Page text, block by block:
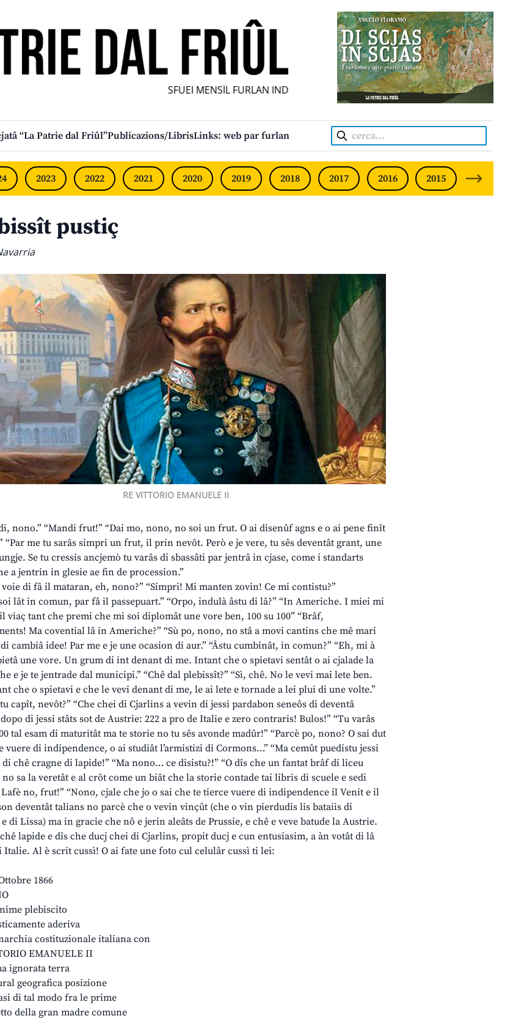
SFUEI MENSÎL FURLAN INDIPENDENT • INDEPENDENT FRIULIAN MONTHLY •
“La Patrie dal Friûl”Publicazions/LibrisLinks: web par furlan Cerca:
2023 2022 2021 2020 2019 2018 2017 2016 2015 2014
pustiç
RE VITTORIO EMANUELE II
nono.” “Mandi frut!” “Dai mo, nono, no soi un frut. O ai disenûf agns e o ai pene finît
“Par me tu sarâs simpri un frut, il prin nevôt. Però e je vere, tu sês deventât grant, une
Se tu cressis ancjemò tu varâs di sbassâti par jentrâ in cjase, come i standarts
a jentrin in glesie ae fin de procession.”
di fâ il mataran, eh, nono?” “Simpri! Mi manten zovin! Ce mi contistu?”
lât in comun, par fâ il passepuart.” “Orpo, indulà âstu di lâ?” “In Americhe. I miei mi
viaç tant che premi che mi soi diplomât une vore ben, 100 su 100” “Brâf,
Ma covential lâ in Americhe?” “Sù po, nono, no stâ a movi cantins che mê mari
cambiâ idee! Par me e je une ocasion di aur.” “Âstu cumbinât, in comun?” “Eh, mi à
une vore. Un grum di int denant di me. Intant che o spietavi sentât o ai cjalade la
e je te jentrade dal municipi.” “Chê dal plebissît?” “Sì, chê. No le vevi mai lete ben.
che o spietavi e che le vevi denant di me, le ai lete e tornade a lei plui di une volte.”
capît, nevôt?” “Che chei di Cjarlins a vevin di jessi pardabon seneôs di deventâ
di jessi stâts sot de Austrie: 222 a pro de Italie e zero contraris! Bulos!” “Tu varâs
tal esam di maturitât ma te storie no tu sês avonde madûr!” “Parcè po, nono? O sai dut
vuere di indipendence, o ai studiât l’armistizi di Cormons…” “Ma cemût puedistu jessi
chê cragne di lapide!” “Ma nono… ce disistu?!” “O dîs che un fantat brâf di liceu
no sa la veretât e al crôt come un biât che la storie contade tai libris di scuele e sedi
no, frut!” “Nono, cjale che jo o sai che te tierce vuere di indipendence il Venit e il
deventât talians no parcè che o vevin vinçût (che o vin pierdudis lis bataiis di
e di Lissa) ma in gracie che nô e jerin aleâts de Prussie, e chê e veve batude la Austrie.
lapide e dîs che ducj chei di Cjarlins, propit ducj e cun entusiasim, a àn votât di lâ
Italie. Al è scrit cussì! O ai fate une foto cul celulâr cussì ti lei:
1866
plebiscito
aderiva
costituzionale italiana con
EMANUELE II
ignorata terra
geografica posizione
di tal modo fra le prime
della gran madre comune